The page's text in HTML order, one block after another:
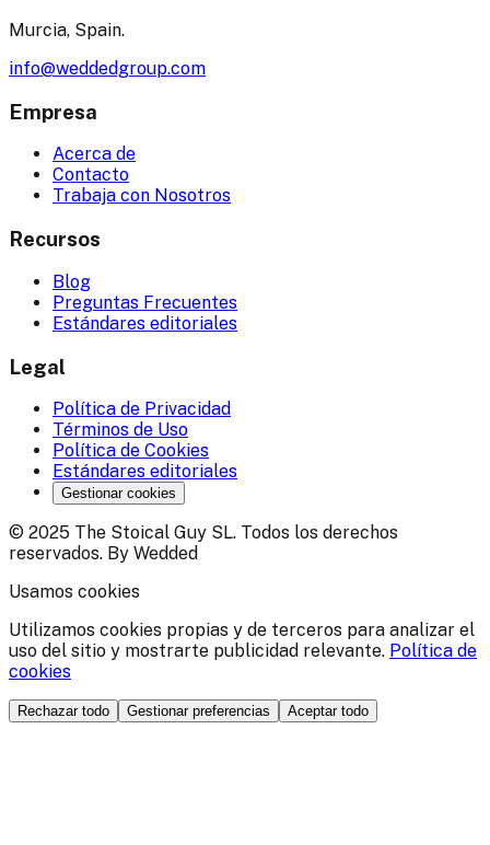
Murcia, Spain.
info@weddedgroup.com
Empresa
Acerca de
Contacto
Trabaja con Nosotros
Recursos
Blog
Preguntas Frecuentes
Estándares editoriales
Legal
Política de Privacidad
Términos de Uso
Política de Cookies
Estándares editoriales
Gestionar cookies
© 2025 The Stoical Guy SL. Todos los derechos
reservados. By Wedded
Usamos cookies
Utilizamos cookies propias y de terceros para analizar el
uso del sitio y mostrarte publicidad relevante. Política de
cookies
Rechazar todo Gestionar preferencias Aceptar todo